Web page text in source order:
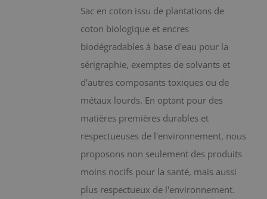
Sac en coton issu de plantations de
coton biologique et encres
biodégradables à base d'eau pour la
sérigraphie, exemptes de solvants et
d'autres composants toxiques ou de
métaux lourds. En optant pour des
matières premières durables et
respectueuses de l'environnement, nous
proposons non seulement des produits
moins nocifs pour la santé, mais aussi
plus respectueux de l'environnement.